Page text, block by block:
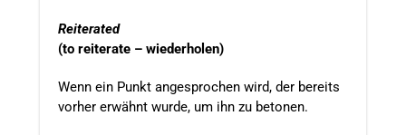
Reiterated
(to reiterate – wiederholen)
Wenn ein Punkt angesprochen wird, der bereits
vorher erwähnt wurde, um ihn zu betonen.